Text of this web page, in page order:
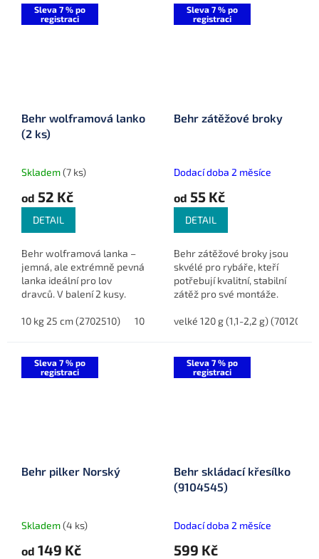
Sleva 7 % po
registraci
Behr wolframová lanko
(2 ks)
Skladem(7 ks)
od 52 Kč
DETAIL
Behr wolframová lanka –
jemná, ale extrémně pevná
lanka ideální pro lov
dravců. V balení 2 kusy.
10 kg 25 cm (2702510) 10 kg 35 cm (2703510) 10 kg 45 cm
Sleva 7 % po
registraci
Behr zátěžové broky
Dodací doba 2 měsíce
od 55 Kč
DETAIL
Behr zátěžové broky jsou
skvélé pro rybáře, kteří
potřebují kvalitní, stabilní
zátěž pro své montáže.
kategorie pro různé
velké 120 g (1,1-2,2 g) (7012001)
Sleva 7 % po
registraci
Behr pilker Norský
Skladem(4 ks)
od 149 Kč
Sleva 7 % po
registraci
Behr skládací křesílko
(9104545)
Dodací doba 2 měsíce
599 Kč